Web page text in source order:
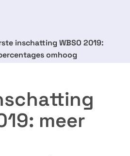
inschatting WBSO 2019:
omhoog
meer